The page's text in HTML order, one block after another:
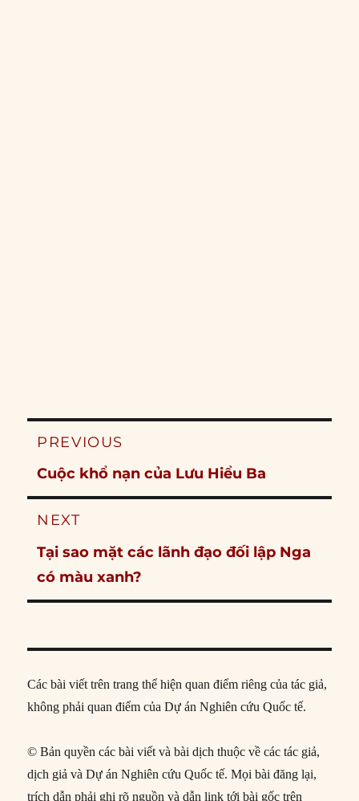
Post
PREVIOUS
Previous
post:
Cuộc khổ nạn của Lưu Hiểu Ba
NEXT
Next
post:
Tại sao mặt các lãnh đạo đối lập Nga
có màu xanh?
Các bài viết trên trang thể hiện quan điểm riêng của tác giả,
không phải quan điểm của Dự án Nghiên cứu Quốc tế.
© Bản quyền các bài viết và bài dịch thuộc về các tác giả,
dịch giả và Dự án Nghiên cứu Quốc tế. Mọi bài đăng lại,
trích dẫn phải ghi rõ nguồn và dẫn link tới bài gốc trên